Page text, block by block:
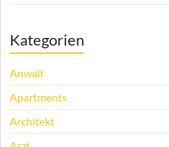
Kategorien
Anwalt
Apartments
Architekt